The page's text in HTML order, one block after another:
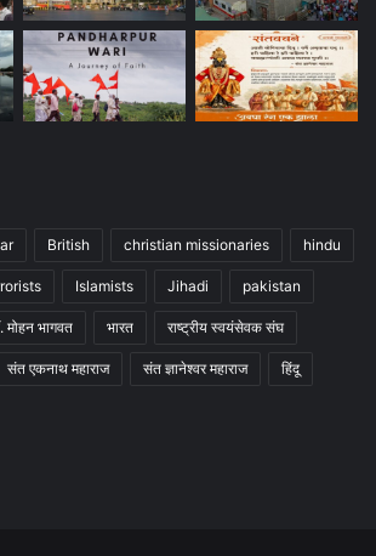
British christian missionaries hindu
Islamists Jihadi pakistan
मोहन भागवत भारत राष्ट्रीय स्वयंसेवक संघ
संत एकनाथ महाराज संत ज्ञानेश्वर महाराज हिंदू